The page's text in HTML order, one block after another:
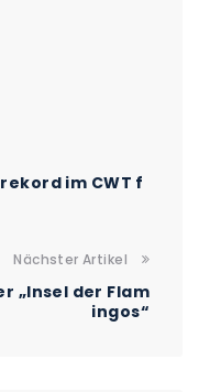
im CWT f
Nächster Artikel
„Insel der Flam
ingos“